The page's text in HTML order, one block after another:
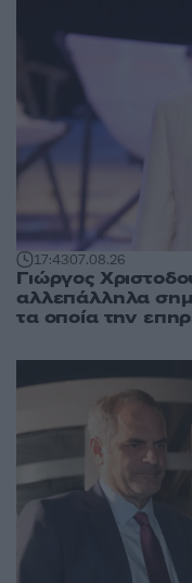
17:4307.08.26
Γιώργος
αλλεπάλληλα
τα οποία την